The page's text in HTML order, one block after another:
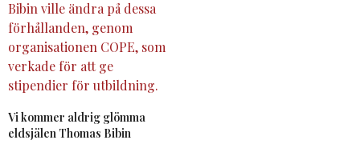
Vi kommer aldrig glömma
eldsjälen Thomas Bibin